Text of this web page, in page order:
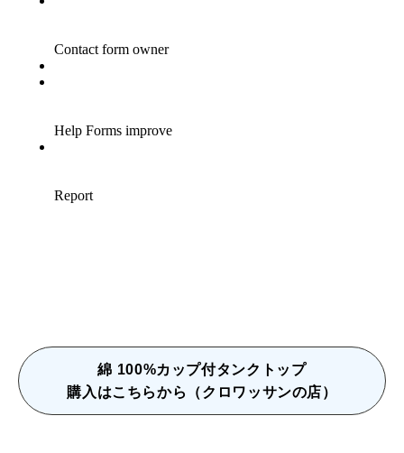
綿 100%カップ付タンクトップ
購入はこちらから（クロワッサンの店）